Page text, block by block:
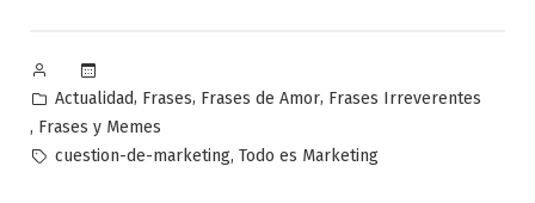
Publicado
por
Publicado
en
Actualidad, Frases, Frases de Amor, Frases Irreverentes
, Frases y Memes
Etiquetas:
cuestion-de-marketing, Todo es Marketing